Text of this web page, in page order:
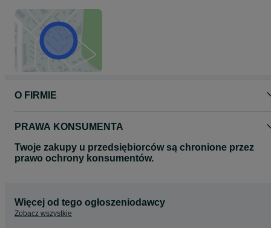
Jest możliwość wysyłki po przedpłacie lub za pobraniem (płatne
przy odbiorze).
Koszty wysyłki (ceny brutto): 1 sztuka - 20 zł / 2 sztuki - 40 zł/ 4
sztuki - 60 zł. W przypadku zakupu z opcją wysyłki proszę o
wcześniejszy kontakt telefoniczny lub przez wiadomości OLX.
Niniejsze ogłoszenie jest wyłącznie informacją handlową i nie
stanowi oferty w rozumieniu art. 66, paragraf 1. Kodeksu
O FIRMIE
PRAWA KONSUMENTA
Twoje zakupy u przedsiębiorców są chronione przez
prawo ochrony konsumentów.
Więcej od tego ogłoszeniodawcy
Zobacz wszystkie